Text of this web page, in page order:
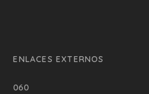
ENLACES EXTERNOS
060